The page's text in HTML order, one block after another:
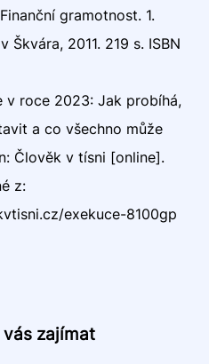
gramotnost. 1.
Škvára, 2011. 219 s. ISBN
v roce 2023: Jak probíhá,
a co všechno může
Člověk v tísni [online].
z:
exekuce-8100gp
zajímat